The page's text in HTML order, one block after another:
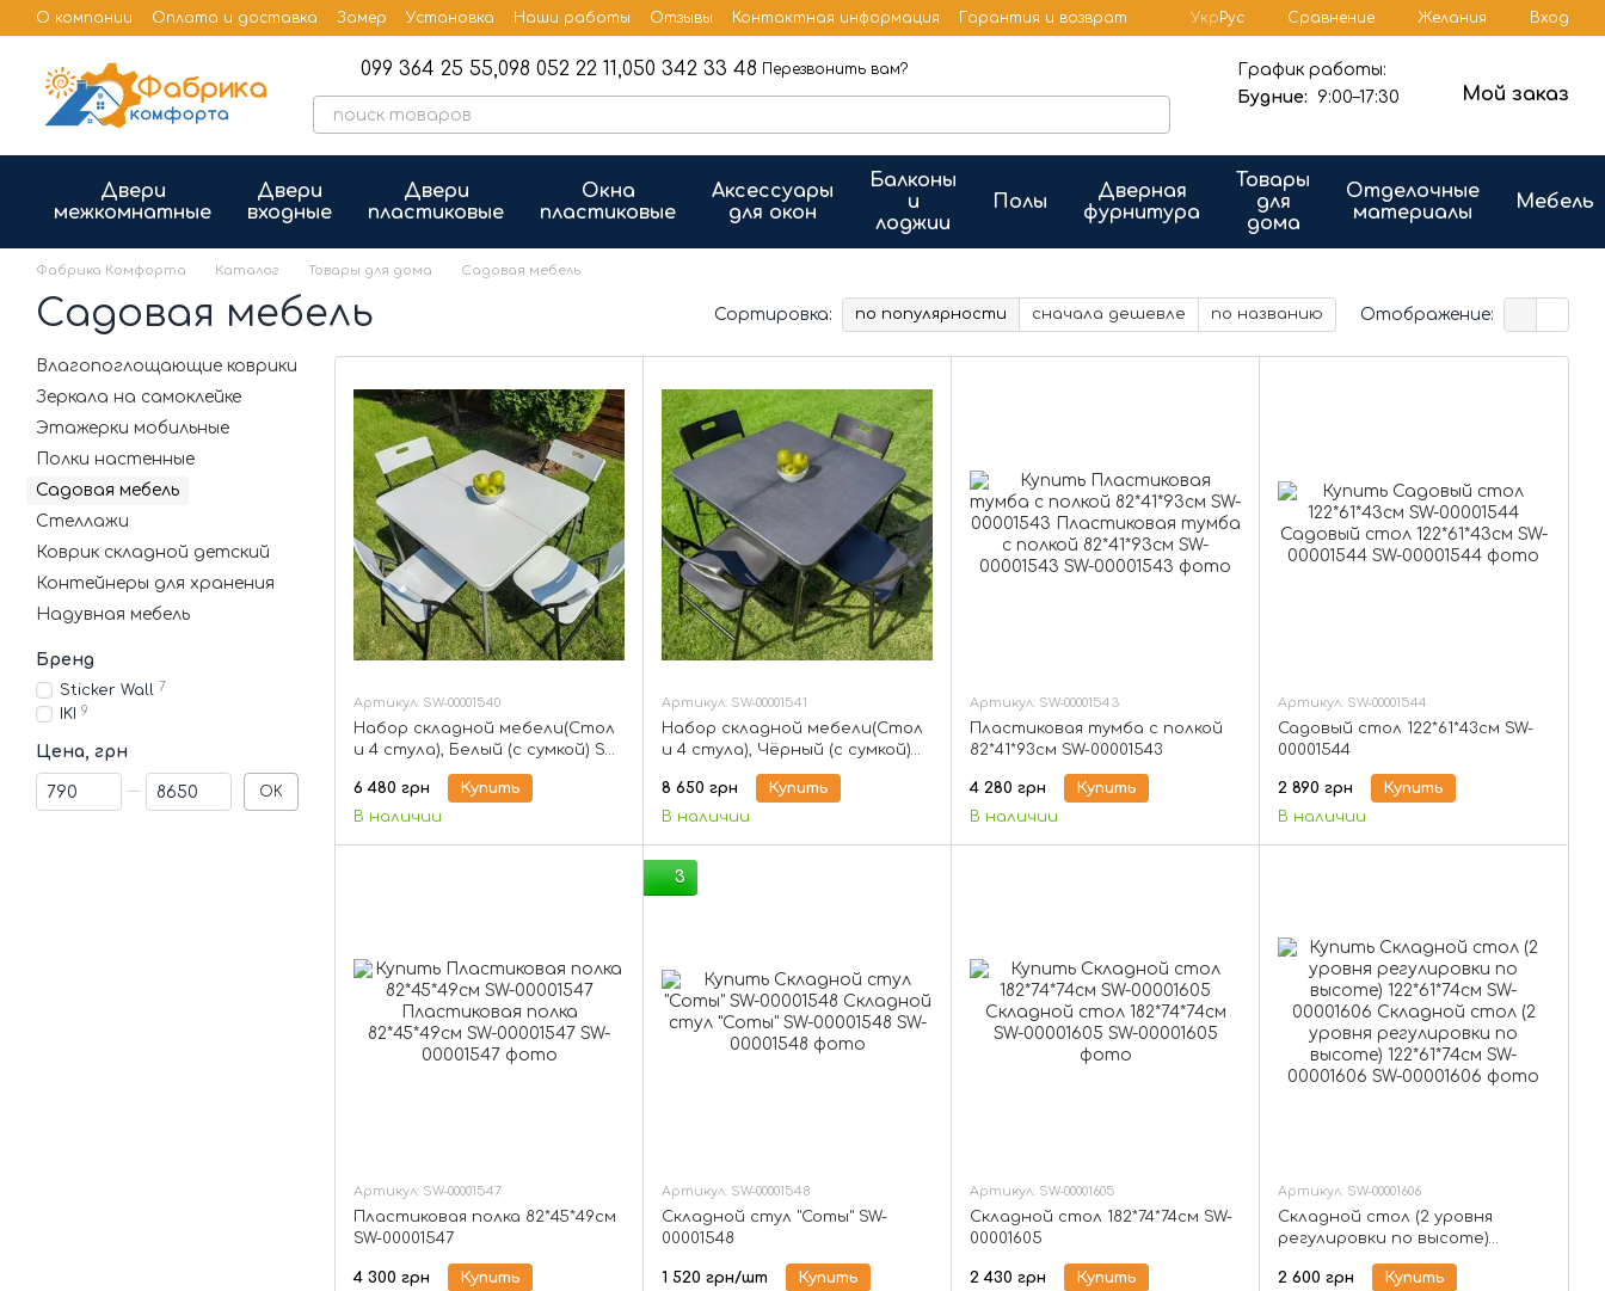
Перейти к основному контенту
О компании Оплата и доставка Замер Установка Наши работы Отзывы Контактная информация
Гарантия и возврат
Бренды
Публичная оферта
УкрРус Сравнение Желания Вход
099 364 25 55,098 052 22 11,050 342 33 48 Перезвонить вам?
График работы:
Будние:
9:00–17:30 Мой заказ
Двери
межкомнатные
Двери
входные
Двери
пластиковые
Окна
пластиковые
Аксессуары
для окон
Балконы
и
лоджии
Полы
Дверная
фурнитура
Товары
для
дома
Отделочные
материалы
Мебель
Фабрика Комфорта Каталог Товары для дома Садовая мебель
Садовая мебель Сортировка: по популярности сначала дешевле по названию Отображение:
Артикул: SW-00001540
Набор складной мебели(Стол
и 4 стула), Белый (с сумкой) SW-
6 480 грн
Купить
В наличии
Артикул: SW-00001541
Набор складной мебели(Стол
и 4 стула), Чёрный (с сумкой)
SW-00001541
8 650 грн
Купить
В наличии
Артикул: SW-00001543
Пластиковая тумба с полкой
82*41*93см SW-00001543
4 280 грн
Купить
В наличии
Артикул: SW-00001544
Садовый стол 122*61*43см SW-
00001544
2 890 грн
Купить
В наличии
Артикул: SW-00001547
Пластиковая полка 82*45*49см
SW-00001547
4 300 грн
Купить
3
Артикул: SW-00001548
Складной стул "Соты" SW-
00001548
1 520 грн/шт
Купить
Артикул: SW-00001605
Складной стол 182*74*74см SW-
00001605
2 430 грн
Купить
Артикул: SW-00001606
Складной стол (2 уровня
регулировки по высоте)
122*61*74см SW-00001606
2 600 грн
Купить
Влагопоглощающие коврики
Зеркала на самоклейке
Этажерки мобильные
Полки настенные
Садовая мебель
Стеллажи
Коврик складной детский
Контейнеры для хранения
Надувная мебель
Бренд
Sticker Wall 7
IKI 9
Цена, грн
От Цена, грн
До Цена, грн
OK